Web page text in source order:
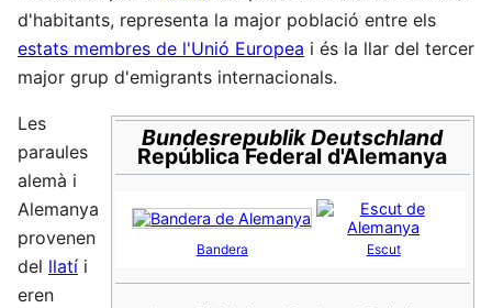
d'habitants, representa la major població entre els
estats membres de l'Unió Europea i és la llar del tercer
major grup d'emigrants internacionals.
Bundesrepublik Deutschland
República Federal d'Alemanya
Bandera Escut
Les
paraules
alemà i
Alemanya
provenen
del llatí i
eren